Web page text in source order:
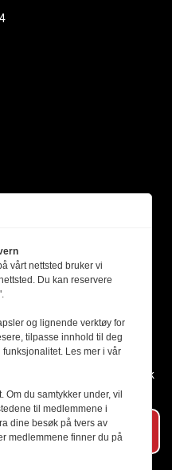
og presseetikken slik
vårt nettsted bruker vi
Du kan reservere
og lignende verktøy for
tilpasse innhold til deg
Les mer i vår
du samtykker under, vil
til medlemmene i
dine besøk på tvers av
medlemmene finner du på